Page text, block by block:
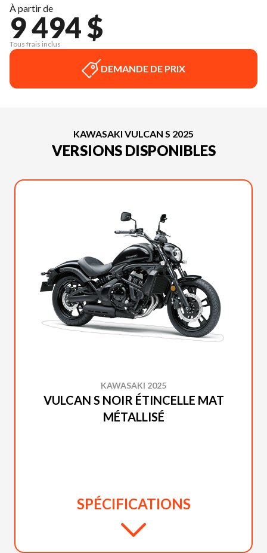
À partir de
9 494 $
Tous frais inclus
DEMANDE DE PRIX
KAWASAKI VULCAN S 2025
VERSIONS DISPONIBLES
KAWASAKI 2025
VULCAN S NOIR ÉTINCELLE MAT
MÉTALLISÉ
SPÉCIFICATIONS